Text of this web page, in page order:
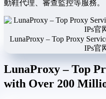
動鞋代理、審查監控等服務。
LunaProxy – Top Proxy
IPs官
LunaProxy – Top
with Over 200